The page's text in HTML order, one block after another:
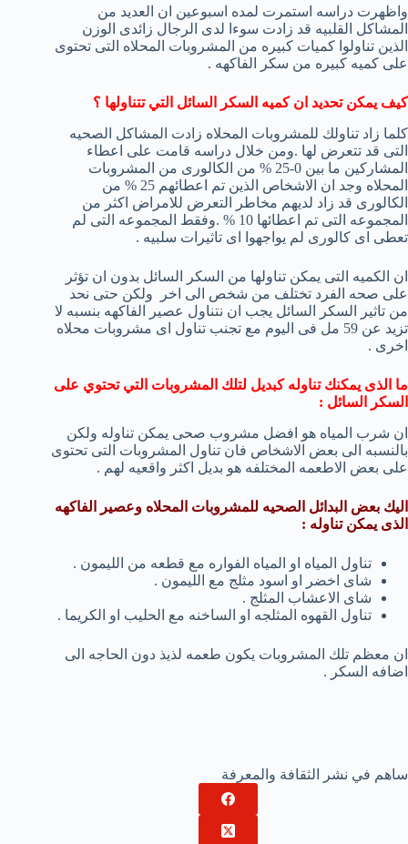
واظهرت دراسه استمرت لمده اسبوعين ان العديد من
المشاكل القلبيه قد زادت سوءا لدى الرجال زائدى الوزن
الذين تناولوا كميات كبيره من المشروبات المحلاه التى تحتوى
على كميه كبيره من سكر الفاكهه .
كيف يمكن تحديد ان كميه السكر السائل التي تتناولها ؟
كلما زاد تناولك للمشروبات المحلاه زادت المشاكل الصحيه
التى قد تتعرض لها .ومن خلال دراسه قامت على اعطاء
المشاركين ما بين 0-25 % من الكالورى من المشروبات
المحلاه وجد ان الاشخاص الذين تم اعطائهم 25 % من
الكالورى قد زاد لديهم مخاطر التعرض للامراض اكثر من
المجموعه التى تم اعطائها 10 % .وفقط المجموعه التى لم
تعطى اى كالورى لم يواجهوا اى تاثيرات سلبيه .
ان الكميه التى يمكن تناولها من السكر السائل بدون ان تؤثر
على صحه الفرد تختلف من شخص الى اخر ولكن حتى نحد
من تاثير السكر السائل يجب ان نتناول عصير الفاكهه بنسبه لا
تزيد عن 59 مل فى اليوم مع تجنب تناول اى مشروبات محلاه
اخرى .
ما الذى يمكنك تناوله كبديل لتلك المشروبات التي تحتوي على
السكر السائل :
ان شرب المياه هو افضل مشروب صحى يمكن تناوله ولكن
بالنسبه الى بعض الاشخاص فان تناول المشروبات التى تحتوى
على بعض الاطعمه المختلفه هو بديل اكثر واقعيه لهم .
اليك بعض البدائل الصحيه للمشروبات المحلاه وعصير الفاكهه
الذى يمكن تناوله :
تناول المياه او المياه الفواره مع قطعه من الليمون .
شاى اخضر او اسود مثلج مع الليمون .
شاى الاعشاب المثلج .
تناول القهوه المثلجه او الساخنه مع الحليب او الكريما .
ان معظم تلك المشروبات يكون طعمه لذيذ دون الحاجه الى
اضافه السكر .
ساهم في نشر الثقافة والمعرفة